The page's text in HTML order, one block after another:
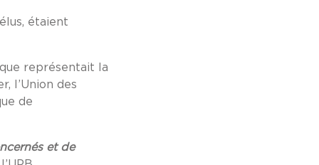
étaient
représentait la
l’Union des
de
et de